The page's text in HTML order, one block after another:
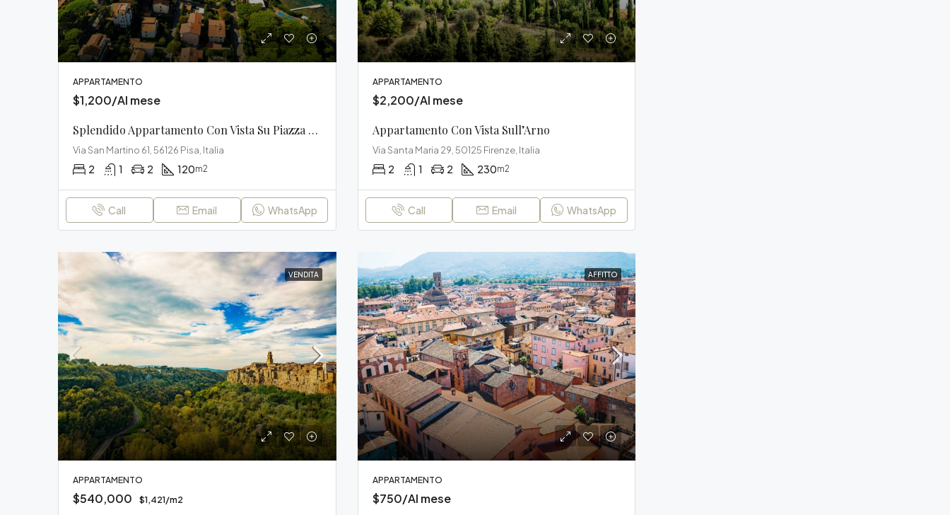
APPARTAMENTO
$1,200/Al mese
Splendido Appartamento Con Vista Su Piazza Della Signoria
Via San Martino 61, 56126 Pisa, Italia
2 1 2 120m2
Call Email WhatsApp
APPARTAMENTO
$2,200/Al mese
Appartamento Con Vista Sull’Arno
Via Santa Maria 29, 50125 Firenze, Italia
2 1 2 230m2
Call Email WhatsApp
VENDITA
APPARTAMENTO
$540,000 $1,421/m2
AFFITTO
APPARTAMENTO
$750/Al mese